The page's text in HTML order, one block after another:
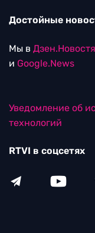
Достойные
Мы в
и Google.News
Уведомление об
технологий
RTVI в соцсетях